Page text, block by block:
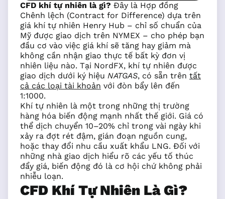
CFD khí tự nhiên là gì? Đây là Hợp đồng
Chênh lệch (Contract for Difference) dựa trên
giá khí tự nhiên Henry Hub – chỉ số chuẩn của
Mỹ được giao dịch trên NYMEX – cho phép bạn
đầu cơ vào việc giá khí sẽ tăng hay giảm mà
không cần nhận giao thực tế bất kỳ đơn vị
nhiên liệu nào. Tại NordFX, khí tự nhiên được
giao dịch dưới ký hiệu NATGAS, có sẵn trên tất
cả các loại tài khoản với đòn bẩy lên đến
1:1000.
Khí tự nhiên là một trong những thị trường
hàng hóa biến động mạnh nhất thế giới. Giá có
thể dịch chuyển 10–20% chỉ trong vài ngày khi
xảy ra đợt rét đậm, gián đoạn nguồn cung,
hoặc thay đổi nhu cầu xuất khẩu LNG. Đối với
những nhà giao dịch hiểu rõ các yếu tố thúc
đẩy giá, biến động đó là cơ hội chứ không phải
nhiễu loạn.
CFD Khí Tự Nhiên Là Gì?